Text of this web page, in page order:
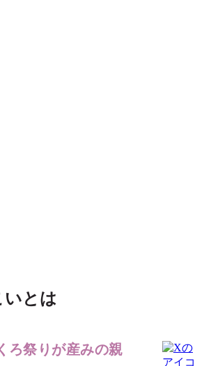
いとは
ろ祭りが産みの親